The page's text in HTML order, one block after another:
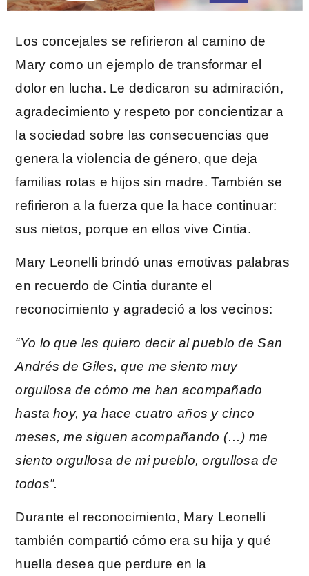
Los concejales se refirieron al camino de
Mary como un ejemplo de transformar el
dolor en lucha. Le dedicaron su admiración,
agradecimiento y respeto por concientizar a
la sociedad sobre las consecuencias que
genera la violencia de género, que deja
familias rotas e hijos sin madre. También se
refirieron a la fuerza que la hace continuar:
sus nietos, porque en ellos vive Cintia.
Mary Leonelli brindó unas emotivas palabras
en recuerdo de Cintia durante el
reconocimiento y agradeció a los vecinos:
“Yo lo que les quiero decir al pueblo de San
Andrés de Giles, que me siento muy
orgullosa de cómo me han acompañado
hasta hoy, ya hace cuatro años y cinco
meses, me siguen acompañando (…) me
siento orgullosa de mi pueblo, orgullosa de
todos”.
Durante el reconocimiento, Mary Leonelli
también compartió cómo era su hija y qué
huella desea que perdure en la